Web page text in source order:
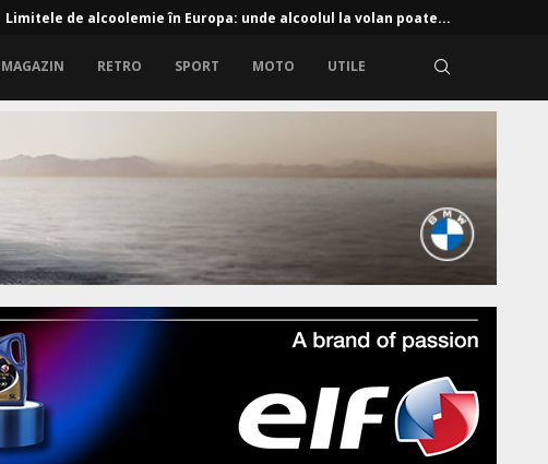
Limitele de alcoolemie în Europa: unde alcoolul la volan poate...
MAGAZIN RETRO SPORT MOTO UTILE